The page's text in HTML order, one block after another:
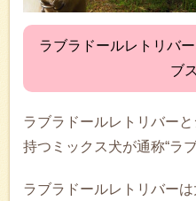
ラブラドールレトリバ
ブ
ラブラドールレトリバー
持つミックス犬が通称“ラ
ラブラドールレトリバー